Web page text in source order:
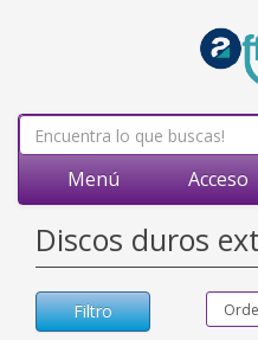
Menú Acceso
Discos duros
Filtro